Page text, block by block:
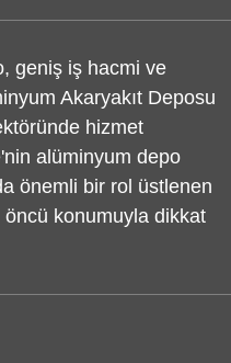
geniş iş hacmi ve
Akaryakıt Deposu
hizmet
alüminyum depo
önemli bir rol üstlenen
öncü konumuyla dikkat